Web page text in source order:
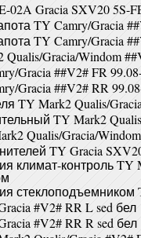
Gracia SXV20 5S-
TY Camry/Gracia
TY Camry/Gracia
Gracia/Windom
Gracia ##V2# FR
Gracia ##V2# RR
TY Mark2 Qualis/
TY Mark2
Qualis/Gracia/
TY Gracia
климат-контроль TY
стеклоподъемником
#V2# RR L sed бел
#V2# RR R sed бел